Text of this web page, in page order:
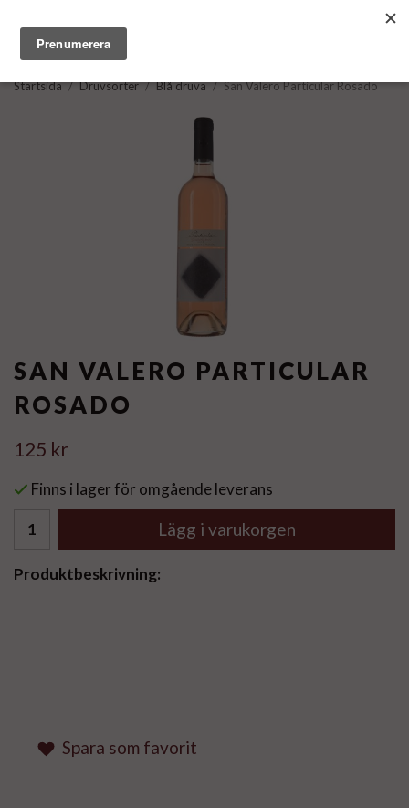
Startsida / Druvsorter / Blå druva / San Valero Particular Rosado
SAN VALERO PARTICULAR
ROSADO
125 kr
Finns i lager för omgående leverans
Lägg i varukorgen
Produktbeskrivning:
Spara som favorit